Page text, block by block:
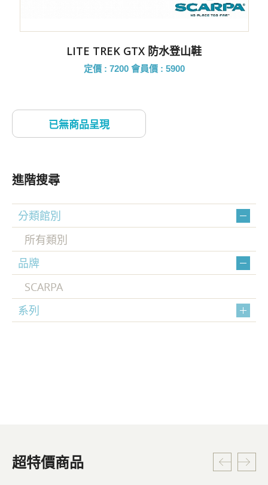
LITE TREK GTX 防水登山鞋
定價 : 7200 會員價 : 5900
進階搜尋
分類館別
所有類別
品牌
SCARPA
系列
超特價商品